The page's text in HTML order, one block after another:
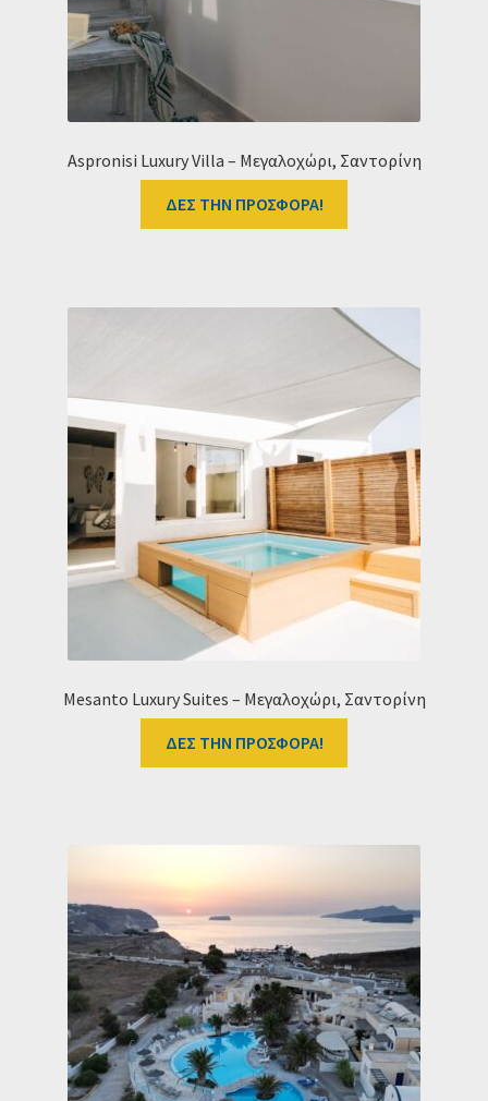
Aspronisi Luxury Villa – Μεγαλοχώρι, Σαντορίνη
ΔΕΣ ΤΗΝ ΠΡΟΣΦΟΡΑ!
Mesanto Luxury Suites – Μεγαλοχώρι, Σαντορίνη
ΔΕΣ ΤΗΝ ΠΡΟΣΦΟΡΑ!